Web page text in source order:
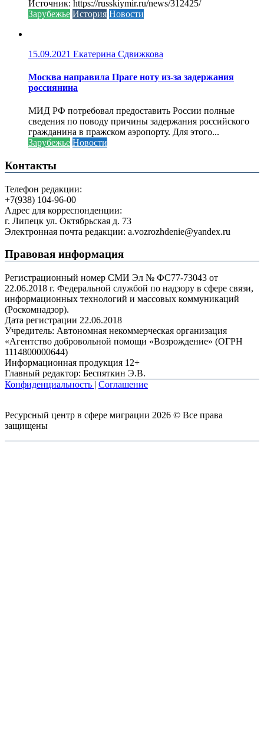
Источник: https://russkiymir.ru/news/312425/
Зарубежье История Новости
15.09.2021 Екатерина Сдвижкова
Москва направила Праге ноту из-за задержания
россиянина
МИД РФ потребовал предоставить России полные
сведения по поводу причины задержания российского
гражданина в пражском аэропорту. Для этого...
Зарубежье Новости
Контакты
Телефон редакции:
+7(938) 104-96-00
Адрес для корреспонденции:
г. Липецк ул. Октябрьская д. 73
Электронная почта редакции: a.vozrozhdenie@yandex.ru
Правовая информация
Регистрационный номер СМИ Эл № ФС77-73043 от
22.06.2018 г. Федеральной службой по надзору в сфере связи,
информационных технологий и массовых коммуникаций
(Роскомнадзор).
Дата регистрации 22.06.2018
Учредитель: Автономная некоммерческая организация
«Агентство добровольной помощи «Возрождение» (ОГРН
1114800000644)
Информационная продукция 12+
Главный редактор: Беспяткин Э.В.
Конфиденциальность | Соглашение
Ресурсный центр в сфере миграции 2026 © Все права
защищены